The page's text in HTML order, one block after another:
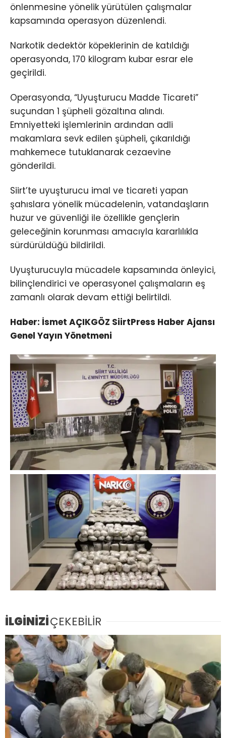
önlenmesine yönelik yürütülen çalışmalar
kapsamında operasyon düzenlendi.
Narkotik dedektör köpeklerinin de katıldığı
operasyonda, 170 kilogram kubar esrar ele
geçirildi.
Operasyonda, “Uyuşturucu Madde Ticareti”
suçundan 1 şüpheli gözaltına alındı.
Emniyetteki işlemlerinin ardından adli
makamlara sevk edilen şüpheli, çıkarıldığı
mahkemece tutuklanarak cezaevine
gönderildi.
Siirt’te uyuşturucu imal ve ticareti yapan
şahıslara yönelik mücadelenin, vatandaşların
huzur ve güvenliği ile özellikle gençlerin
geleceğinin korunması amacıyla kararlılıkla
sürdürüldüğü bildirildi.
Uyuşturucuyla mücadele kapsamında önleyici,
bilinçlendirici ve operasyonel çalışmaların eş
zamanlı olarak devam ettiği belirtildi.
Haber: İsmet AÇIKGÖZ SiirtPress Haber Ajansı
Genel Yayın Yönetmeni
İLGİNİZİÇEKEBİLİR